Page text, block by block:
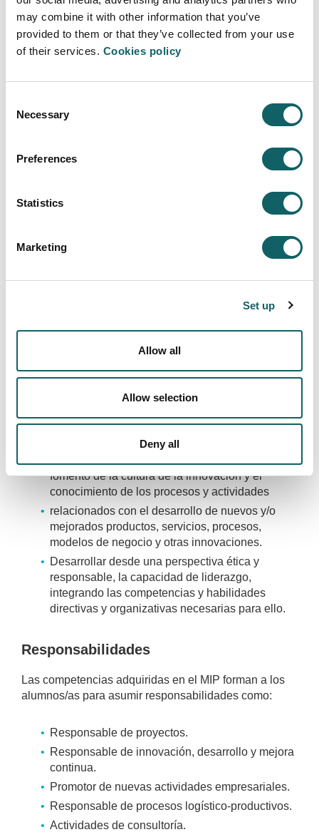
may combine it with other information that you’ve
provided to them or that they’ve collected from your use
of their services. Cookies policy
Selection
Necessary
Preferences
Statistics
Marketing
Set up
Allow all
Allow selection
Deny all
HEFFERNAN)
Noemi Zabaleta
EMPRESARIALY DIRECCIÓN DE PROYECTOS
SALIDAS PROFESIONALES
El Máster en Innovación Empresarial y Dirección de
Proyectos (MIP) capacitará al alumno/a para:
Desarrollar habilidades para el análisis de
Promover en la organización la identificación
permanente de nuevas oportunidades, así como
proyectos de la organización para materializar
los cambios, los nuevos productos y servicios y
óptimos.
Promover la innovación y el desarrollo de
fomento de la cultura de la innovación y el
conocimiento de los procesos y actividades
relacionados con el desarrollo de nuevos y/o
mejorados productos, servicios, procesos,
modelos de negocio y otras innovaciones.
Desarrollar desde una perspectiva ética y
responsable, la capacidad de liderazgo,
integrando las competencias y habilidades
directivas y organizativas necesarias para ello.
Responsabilidades
Las competencias adquiridas en el MIP forman a los
alumnos/as para asumir responsabilidades como:
Responsable de proyectos.
Responsable de innovación, desarrollo y mejora
continua.
Promotor de nuevas actividades empresariales.
Responsable de procesos logístico-productivos.
Actividades de consultoría.